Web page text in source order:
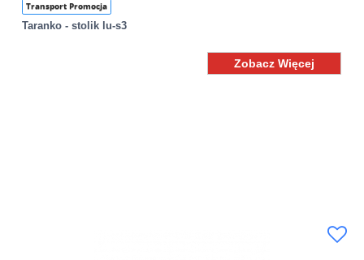
Transport Promocja
Taranko - stolik lu-s3
Zobacz Więcej